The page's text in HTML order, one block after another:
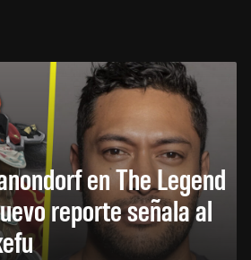
en The Legend
reporte señala al